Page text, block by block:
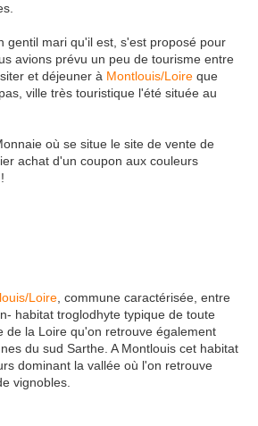
gentil mari qu'il est, s'est proposé pour
avions prévu un peu de tourisme entre
et déjeuner à Montlouis/Loire que
ville très touristique l'été située au
où se situe le site de vente de
achat d'un coupon aux couleurs
Loire , commune caractérisée, entre
habitat troglodhyte typique de toute
de la Loire qu'on retrouve également
du sud Sarthe. A Montlouis cet habitat
dominant la vallée où l'on retrouve
vignobles.